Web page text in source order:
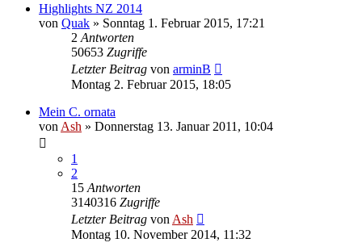
Highlights NZ 2014
von Quak » Sonntag 1. Februar 2015, 17:21
2 Antworten
50653 Zugriffe
Letzter Beitrag von arminB
Montag 2. Februar 2015, 18:05
Mein C. ornata
von Ash » Donnerstag 13. Januar 2011, 10:04
1
2
15 Antworten
3140316 Zugriffe
Letzter Beitrag von Ash
Montag 10. November 2014, 11:32